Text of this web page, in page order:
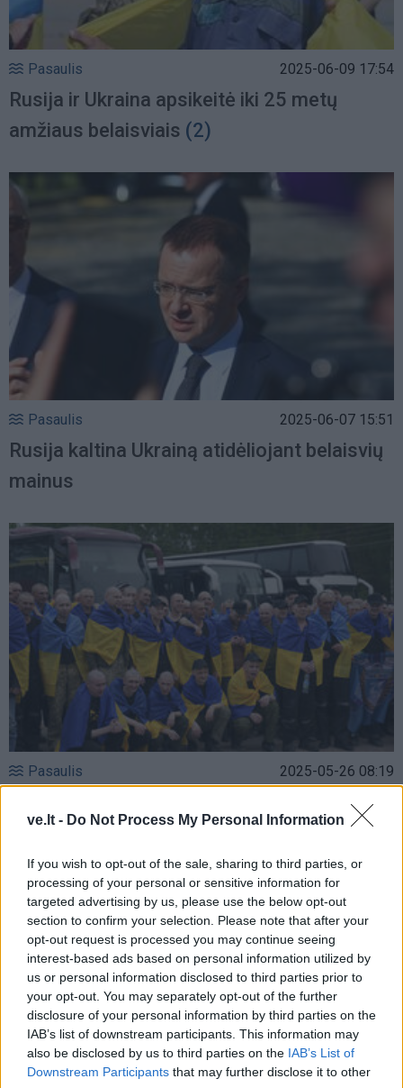
ve.lt - Do Not Process My Personal Information
If you wish to opt-out of the sale, sharing to third parties, or
processing of your personal or sensitive information for
targeted advertising by us, please use the below opt-out
section to confirm your selection. Please note that after your
opt-out request is processed you may continue seeing
interest-based ads based on personal information utilized by
us or personal information disclosed to third parties prior to
your opt-out. You may separately opt-out of the further
disclosure of your personal information by third parties on the
IAB’s list of downstream participants. This information may
also be disclosed by us to third parties on the IAB’s List of
Downstream Participants that may further disclose it to other
Pasaulis 2025-06-09 17:54
Rusija ir Ukraina apsikeitė iki 25 metų
amžiaus belaisviais (2)
Pasaulis 2025-06-07 15:51
Rusija kaltina Ukrainą atidėliojant belaisvių
mainus
Pasaulis 2025-05-26 08:19
Kritika po apsikeitimo belaisviais: nebuvo
paleistas nė vienas „Azovo“ kovotojas